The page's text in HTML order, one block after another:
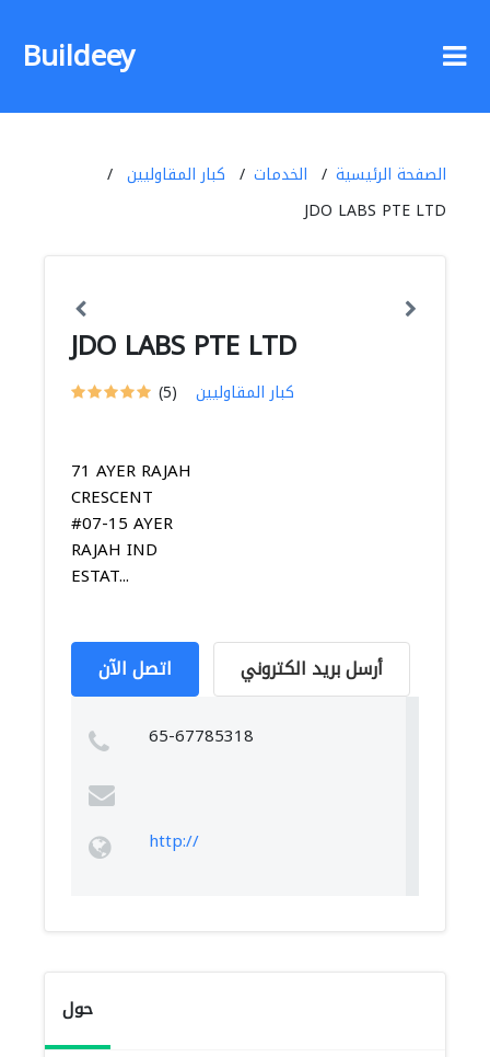
Buildeey
الصفحة الرئيسية الخدمات
كبار المقاوليين
JDO LABS PTE LTD
JDO LABS PTE LTD
(5) كبار المقاوليين
71 AYER RAJAH
CRESCENT
#07-15 AYER
RAJAH IND
ESTAT...
اتصل الآن أرسل بريد الكتروني
65-67785318
http://
حول